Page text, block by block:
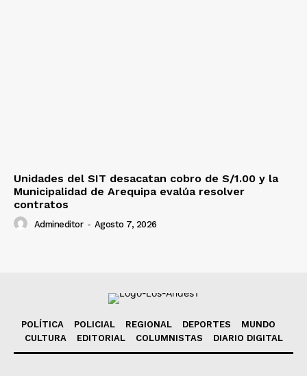
Unidades del SIT desacatan cobro de S/1.00 y la
Municipalidad de Arequipa evalúa resolver
contratos
Admineditor - Agosto 7, 2026
POLÍTICA POLICIAL REGIONAL DEPORTES
MUNDO
CULTURA
EDITORIAL COLUMNISTAS DIARIO DIGITAL